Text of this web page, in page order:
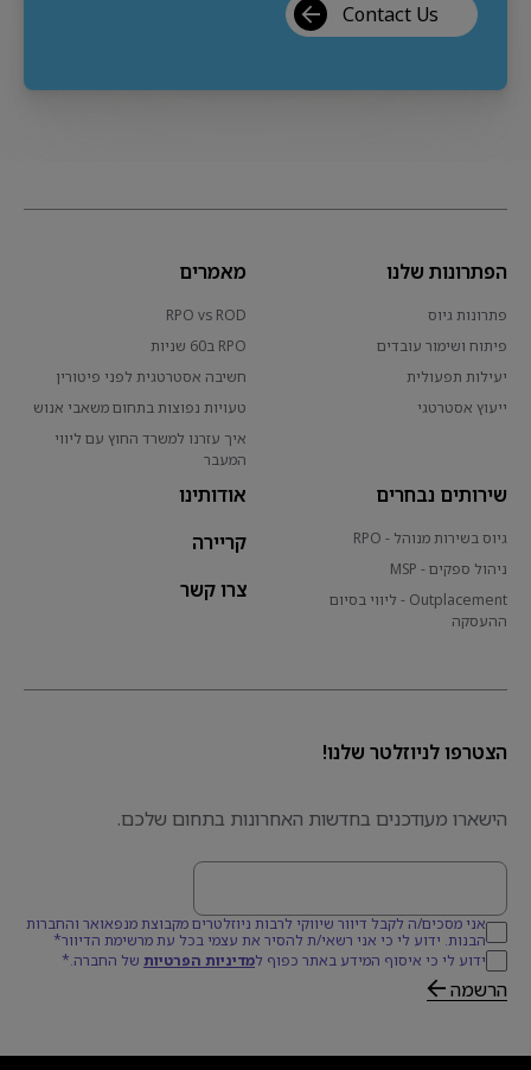
Contact Us
הפתרונות שלנו
פתרונות גיוס
פיתוח ושימור עובדים
יעילות תפעולית
ייעוץ אסטרטגי
מאמרים
RPO vs ROD
RPO ב60 שניות
חשיבה אסטרטגית לפני פיטורין
טעויות נפוצות בתחום משאבי אנוש
איך עזרנו למשרד החוץ עם ליווי
המעבר
שירותים נבחרים
גיוס בשירות מנוהל - RPO
ניהול ספקים - MSP
Outplacement - ליווי בסיום
ההעסקה
אודותינו
קריירה
צרו קשר
הצטרפו לניוזלטר שלנו!
הישארו מעודכנים בחדשות האחרונות בתחום שלכם.
דוא׳׳ל
אני מסכים/ה לקבל דיוור שיווקי לרבות ניוזלטרים מקבוצת מנפאואר והחברות
הבנות. ידוע לי כי אני רשאי/ת להסיר את עצמי בכל עת מרשימת הדיוור*
ידוע לי כי איסוף המידע באתר כפוף למדיניות הפרטיות של החברה.*
הרשמה